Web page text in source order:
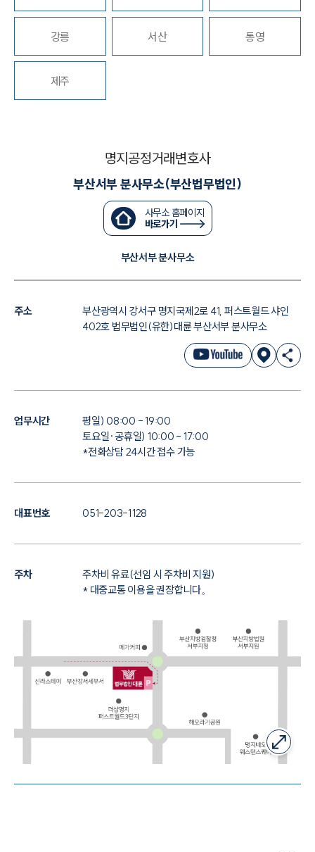
업무분야
공정거래그룹 업무
소식/자료
언론보도
공지사항
법률 블로그
법률서식
뉴스레터/브로슈어
대륜법률상담예약
대륜법률상담예약
강릉 서산 통영
제주
명지공정거래변호사
부산서부 분사무소(부산법무법인)
사무소 홈페이지
바로가기
부산서부 분사무소
주소
부산광역시 강서구 명지국제2로 41, 퍼스트월드 샤인
402호 법무법인(유한)대륜 부산서부 분사무소
업무시간
평일) 08:00 - 19:00
토요일·공휴일) 10:00 - 17:00
*전화상담 24시간 접수 가능
대표번호 051-203-1128
주차
주차비 유료(선임 시 주차비 지원)
* 대중교통 이용을 권장합니다。